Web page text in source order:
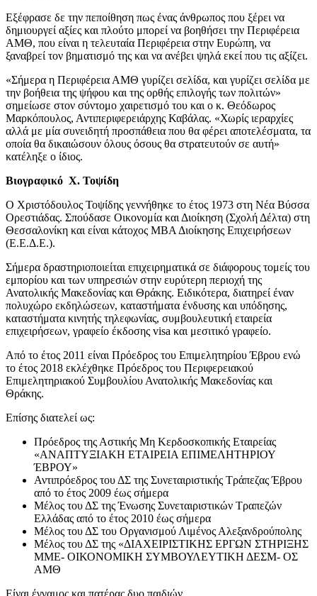
Εξέφρασε δε την πεποίθηση πως ένας άνθρωπος που ξέρει να
δημιουργεί αξίες και πλούτο μπορεί να βοηθήσει την Περιφέρεια
ΑΜΘ, που είναι η τελευταία Περιφέρεια στην Ευρώπη, να
ξαναβρεί τον βηματισμό της και να ανέβει ψηλά εκεί που τις αξίζει.
«Σήμερα η Περιφέρεια ΑΜΘ γυρίζει σελίδα, και γυρίζει σελίδα με
την βοήθεια της ψήφου και της ορθής επιλογής των πολιτών»
σημείωσε στον σύντομο χαιρετισμό του και ο κ. Θεόδωρος
Μαρκόπουλος, Αντιπεριφερειάρχης Καβάλας. «Χωρίς ιεραρχίες
αλλά με μία συνειδητή προσπάθεια που θα φέρει αποτελέσματα, τα
οποία θα δικαιώσουν όλους όσους θα στρατευτούν σε αυτή»
κατέληξε ο ίδιος.
Βιογραφικό Χ. Τοψίδη
Ο Χριστόδουλος Τοψίδης γεννήθηκε το έτος 1973 στη Νέα Βύσσα
Ορεστιάδας. Σπούδασε Οικονομία και Διοίκηση (Σχολή Δέλτα) στη
Θεσσαλονίκη και είναι κάτοχος ΜΒΑ Διοίκησης Επιχειρήσεων
(Ε.Ε.Δ.Ε.).
Σήμερα δραστηριοποιείται επιχειρηματικά σε διάφορους τομείς του
εμπορίου και των υπηρεσιών στην ευρύτερη περιοχή της
Ανατολικής Μακεδονίας και Θράκης. Ειδικότερα, διατηρεί έναν
πολυχώρο εκδηλώσεων, καταστήματα ένδυσης και υπόδησης,
καταστήματα κινητής τηλεφωνίας, συμβουλευτική εταιρεία
επιχειρήσεων, γραφείο έκδοσης visa και μεσιτικό γραφείο.
Από το έτος 2011 είναι Πρόεδρος του Επιμελητηρίου Έβρου ενώ
το έτος 2018 εκλέχθηκε Πρόεδρος του Περιφερειακού
Επιμελητηριακού Συμβουλίου Ανατολικής Μακεδονίας και
Θράκης.
Επίσης διατελεί ως:
Πρόεδρος της Αστικής Μη Κερδοσκοπικής Εταιρείας
«ΑΝΑΠΤΥΞΙΑΚΗ ΕΤΑΙΡΕΙΑ ΕΠΙΜΕΛΗΤΗΡΙΟΥ
ΈΒΡΟΥ»
Αντιπρόεδρος του ΔΣ της Συνεταιριστικής Τράπεζας Έβρου
από το έτος 2009 έως σήμερα
Μέλος του ΔΣ της Ένωσης Συνεταιριστικών Τραπεζών
Ελλάδας από το έτος 2010 έως σήμερα
Μέλος του ΔΣ του Οργανισμού Λιμένος Αλεξανδρούπολης
Μέλος του ΔΣ της «ΔΙΑΧΕΙΡΙΣΤΙΚΗΣ ΕΡΓΩΝ ΣΤΗΡΙΞΗΣ
ΜΜΕ- ΟΙΚΟΝΟΜΙΚΗ ΣΥΜΒΟΥΛΕΥΤΙΚΗ ΔΕΣΜ- ΟΣ
ΑΜΘ
Είναι έγγαμος και πατέρας δυο παιδιών.